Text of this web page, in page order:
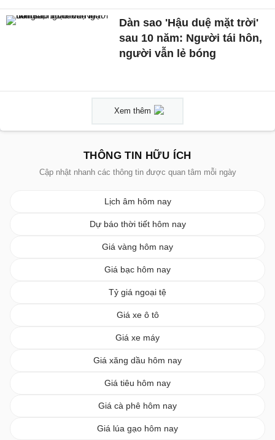
Dàn sao 'Hậu duệ mặt trời'
sau 10 năm: Người tái hôn,
người vẫn lẻ bóng
Xem thêm
THÔNG TIN HỮU ÍCH
Cập nhật nhanh các thông tin được quan tâm mỗi ngày
Lịch âm hôm nay
Dự báo thời tiết hôm nay
Giá vàng hôm nay
Giá bạc hôm nay
Tỷ giá ngoại tệ
Giá xe ô tô
Giá xe máy
Giá xăng dầu hôm nay
Giá tiêu hôm nay
Giá cà phê hôm nay
Giá lúa gạo hôm nay